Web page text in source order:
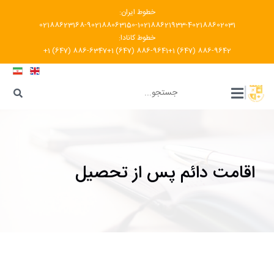
خطوط ایران:
02188623168-902188063150-102188621933-402188602031
خطوط کانادا:
+1 (647) 886-6347+1 (647) 886-9641+1 (647) 886-9642
|
اقامت دائم پس از تحصیل